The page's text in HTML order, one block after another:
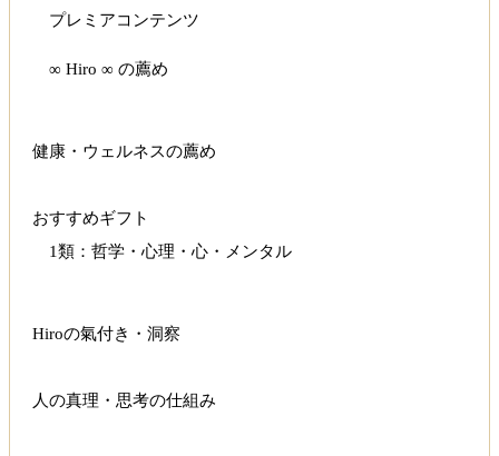
プレミアコンテンツ
∞ Hiro ∞ の薦め
健康・ウェルネスの薦め
おすすめギフト
1類：哲学・心理・心・メンタル
Hiroの氣付き・洞察
人の真理・思考の仕組み